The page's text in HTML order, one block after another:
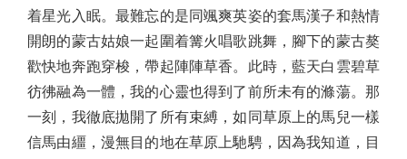
着星光入眠。最難忘的是同颯爽英姿的套馬漢子和熱情
開朗的蒙古姑娘一起圍着篝火唱歌跳舞，腳下的蒙古獒
歡快地奔跑穿梭，帶起陣陣草香。此時，藍天白雲碧草
彷彿融為一體，我的心靈也得到了前所未有的滌蕩。那
一刻，我徹底拋開了所有束縛，如同草原上的馬兒一樣
信馬由繮，漫無目的地在草原上馳騁，因為我知道，目